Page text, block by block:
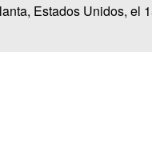
Estados Unidos, el